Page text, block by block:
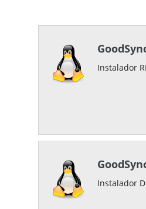
Instalador
Instalador